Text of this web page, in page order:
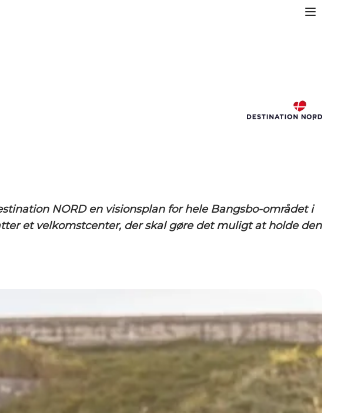
NORD en visionsplan for hele Bangsbo-området i
et velkomstcenter, der skal gøre det muligt at holde den